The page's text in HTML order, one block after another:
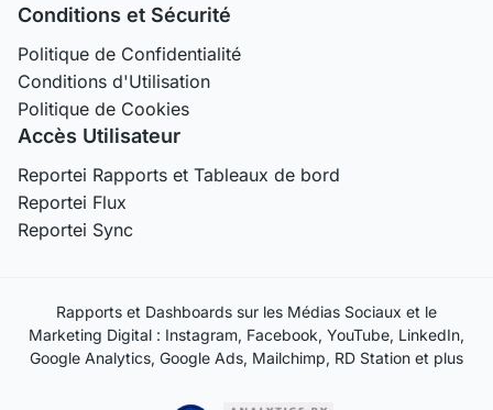
Conditions et Sécurité
Politique de Confidentialité
Conditions d'Utilisation
Politique de Cookies
Accès Utilisateur
Reportei Rapports et Tableaux de bord
Reportei Flux
Reportei Sync
Rapports et Dashboards sur les Médias Sociaux et le
Marketing Digital : Instagram, Facebook, YouTube, LinkedIn,
Google Analytics, Google Ads, Mailchimp, RD Station et plus